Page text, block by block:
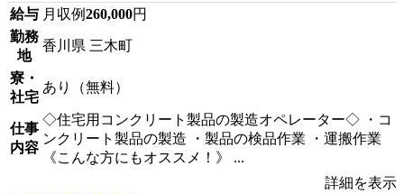
給与 月収例260,000円
勤務
地
香川県 三木町
寮・
社宅
あり（無料）
仕事
内容
◇住宅用コンクリート製品の製造オペレーター◇ ・コ
ンクリート製品の製造 ・製品の検品作業 ・運搬作業
《こんな方にもオススメ！》 ...
詳細を表示